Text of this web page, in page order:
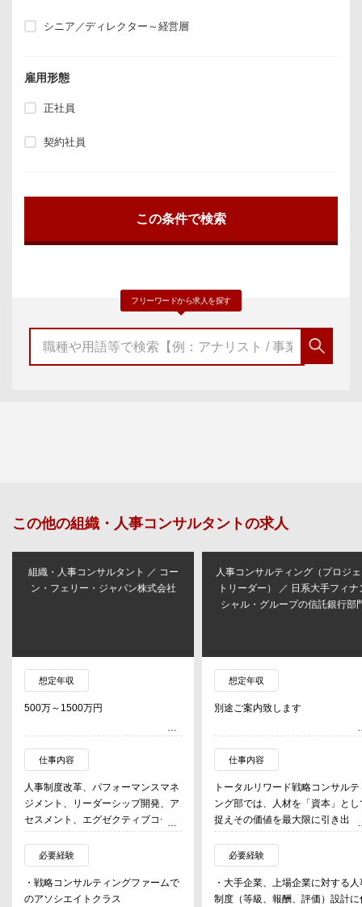
シニア／ディレクター～経営層
雇用形態
正社員
契約社員
フリーワードから求人を探す
この他の組織・人事コンサルタントの求人
組織・人事コンサルタント ／ コー
ン・フェリー・ジャパン株式会社
想定年収
500万～1500万円
仕事内容
人事制度改革、パフォーマンスマネ
ジメント、リーダーシップ開発、ア
セスメント、エグゼクティブコーチ
ング、人材マネジメント、組織設
計、組織改革などの案件に従事。
必要経験
・戦略コンサルティングファームで
のアソシエイトクラス
人事コンサルティング（プロジ
トリーダー） ／ 日系大手フィナ
シャル・グループの信託銀行部
想定年収
別途ご案内致します
仕事内容
トータルリワード戦略コンサルテ
ング部では、人材を「資本」とし
捉えその価値を最大限に引き出し
長期的な企業価値向上につなげる
営が求められる中、経営戦略と人
戦略を紐づけ、戦略に則した人事
係るKPIの設定や人事制度の設計
従業員エンゲージメント測定や人
必要経験
・大手企業、上場企業に対する人
制度（等級、報酬、評価）設計に